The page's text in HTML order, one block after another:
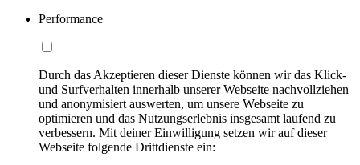
Performance
Durch das Akzeptieren dieser Dienste können wir das Klick-
und Surfverhalten innerhalb unserer Webseite nachvollziehen
und anonymisiert auswerten, um unsere Webseite zu
optimieren und das Nutzungserlebnis insgesamt laufend zu
verbessern. Mit deiner Einwilligung setzen wir auf dieser
Webseite folgende Drittdienste ein: